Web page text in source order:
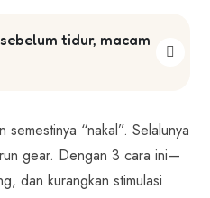
tidur, macam
“nakal”. Selalunya
gear. Dengan 3 cara ini—
dan kurangkan stimulasi